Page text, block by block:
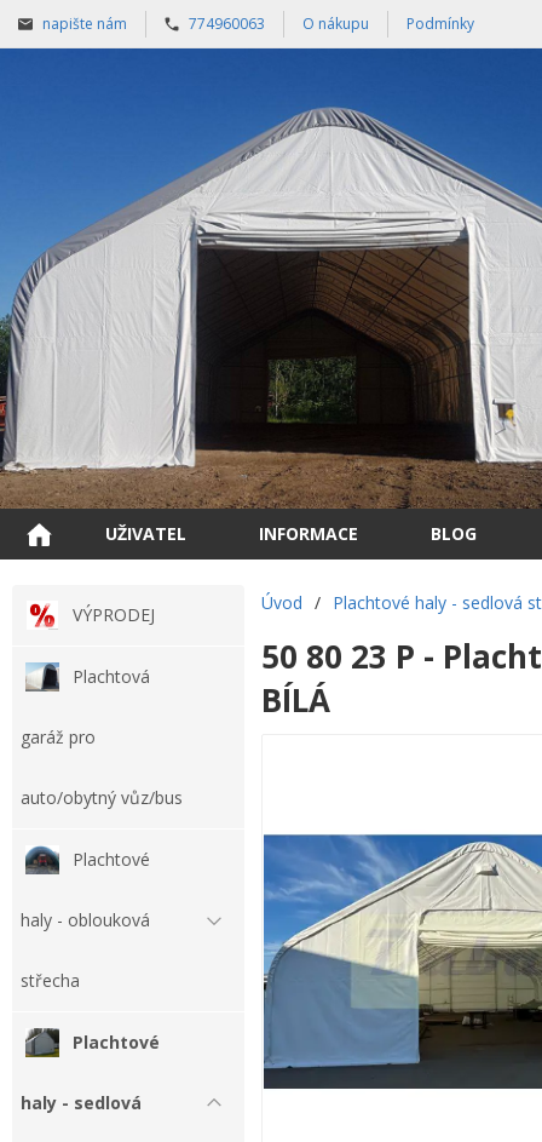
napište nám 774960063 O nákupu Podmínky
UŽIVATEL INFORMACE BLOG
VÝPRODEJ
Plachtová
garáž pro
auto/obytný vůz/bus
Plachtové
haly - oblouková
střecha
Plachtové
haly - sedlová
Úvod / Plachtové haly - sedlová
50 80 23 P -
BÍLÁ